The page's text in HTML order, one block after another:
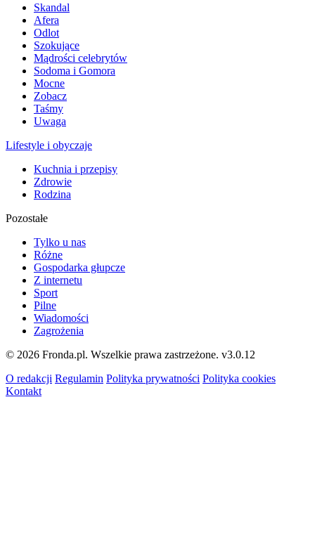
Skandal
Afera
Odlot
Szokujące
Mądrości celebrytów
Sodoma i Gomora
Mocne
Zobacz
Taśmy
Uwaga
Lifestyle i obyczaje
Kuchnia i przepisy
Zdrowie
Rodzina
Pozostałe
Tylko u nas
Różne
Gospodarka głupcze
Z internetu
Sport
Pilne
Wiadomości
Zagrożenia
© 2026 Fronda.pl. Wszelkie prawa zastrzeżone. v3.0.12
O redakcji Regulamin Polityka prywatności Polityka cookies
Kontakt